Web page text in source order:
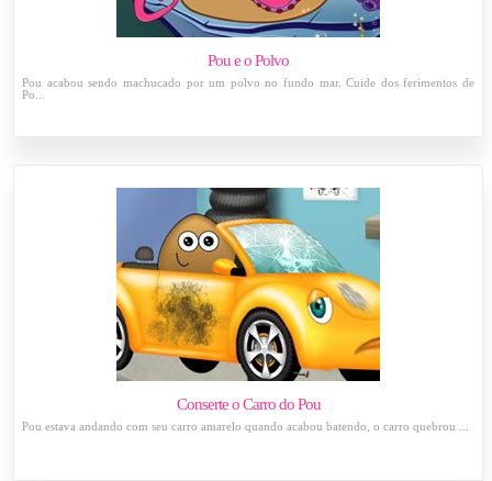
Pou e o Polvo
Pou acabou sendo machucado por um polvo no fundo mar. Cuide dos ferimentos de
Po...
Conserte o Carro do Pou
Pou estava andando com seu carro amarelo quando acabou batendo, o carro quebrou ...